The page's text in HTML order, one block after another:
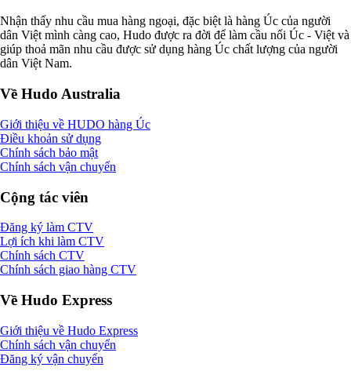
Nhận thấy nhu cầu mua hàng ngoại, đặc biệt là hàng Úc của người
dân Việt mình càng cao, Hudo được ra đời để làm cầu nối Úc - Việt và
giúp thoả mãn nhu cầu được sử dụng hàng Úc chất lượng của người
dân Việt Nam.
Về Hudo Australia
Giới thiệu về HUDO hàng Úc
Điều khoản sử dụng
Chính sách bảo mật
Chính sách vận chuyển
Cộng tác viên
Đăng ký làm CTV
Lợi ích khi làm CTV
Chính sách CTV
Chính sách giao hàng CTV
Về Hudo Express
Giới thiệu về Hudo Express
Chính sách vận chuyển
Đăng ký vận chuyển